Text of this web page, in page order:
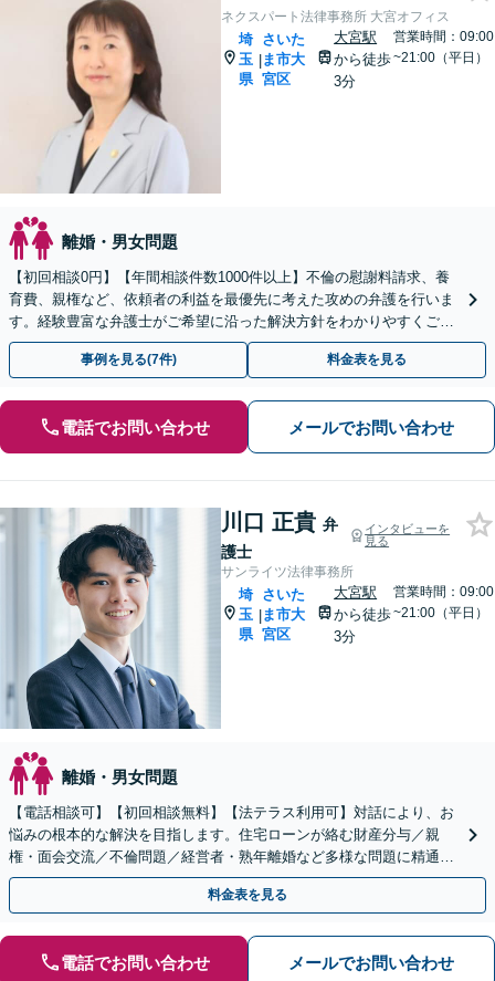
ネクスパート法律事務所 大宮オフィス
埼
玉
県
|
さいた
ま市大
宮区
大宮駅
から徒歩
3分
営業時間：09:00
~21:00（平日）
離婚・男女問題
【初回相談0円】【年間相談件数1000件以上】不倫の慰謝料請求、養
育費、親権など、依頼者の利益を最優先に考えた攻めの弁護を行いま
す。経験豊富な弁護士がご希望に沿った解決方針をわかりやすくご提
案します。お気軽にお問合せ下さい。
事例を見る(7件) 料金表を見る
電話でお問い合わせ メールでお問い合わせ
川口 正貴 弁
護士
インタビューを
見る
サンライツ法律事務所
埼
玉
県
|
さいた
ま市大
宮区
大宮駅
から徒歩
3分
営業時間：09:00
~21:00（平日）
離婚・男女問題
【電話相談可】【初回相談無料】【法テラス利用可】対話により、お
悩みの根本的な解決を目指します。住宅ローンが絡む財産分与／親
権・面会交流／不倫問題／経営者・熟年離婚など多様な問題に精通。
協議・調停・裁判の実績多数あり【完全個室】【大宮駅3分】
料金表を見る
電話でお問い合わせ メールでお問い合わせ